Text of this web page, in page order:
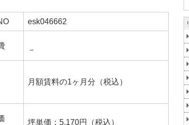
esk046662
－
月額賃料の1ヶ月分（税込）
坪単価：5,170円（税込）